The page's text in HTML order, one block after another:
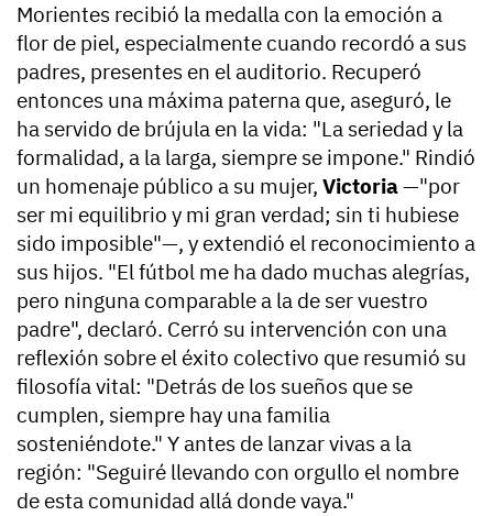
Morientes recibió la medalla con la emoción a
flor de piel, especialmente cuando recordó a sus
padres, presentes en el auditorio. Recuperó
entonces una máxima paterna que, aseguró, le
ha servido de brújula en la vida: "La seriedad y la
formalidad, a la larga, siempre se impone." Rindió
un homenaje público a su mujer, Victoria—"por
ser mi equilibrio y mi gran verdad; sin ti hubiese
sido imposible"—, y extendió el reconocimiento a
sus hijos. "El fútbol me ha dado muchas alegrías,
pero ninguna comparable a la de ser vuestro
padre", declaró. Cerró su intervención con una
reflexión sobre el éxito colectivo que resumió su
filosofía vital: "Detrás de los sueños que se
cumplen, siempre hay una familia
sosteniéndote." Y antes de lanzar vivas a la
región: "Seguiré llevando con orgullo el nombre
de esta comunidad allá donde vaya."